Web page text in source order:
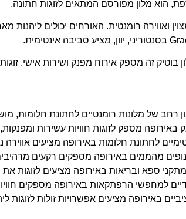
ואווירה רומנטית. האורחים יכולים
בוטיק זה מספק אירוח מפנק ושירות אישי.
רחב של מלונות רומנטיים לחתונת חלומות,
באירופה מספק לזוגות חוויות עשירות
לחתונת חלומות באירופה מציעים
מהממים באירופה מספקים רקעים
ספא ובריאות באירופה מציעים לזוגות
למחפשי הרפתקאות באירופה מספקים
באירופה מציעים אפשרויות זולות